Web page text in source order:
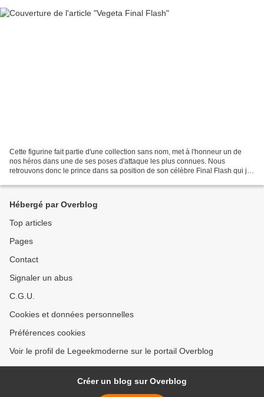
Cette figurine fait partie d'une collection sans nom, met à l'honneur un de
nos héros dans une de ses poses d'attaque les plus connues. Nous
retrouvons donc le prince dans sa position de son célèbre Final Flash qui je
Hébergé par Overblog
Top articles
Pages
Contact
Signaler un abus
C.G.U.
Cookies et données personnelles
Préférences cookies
Voir le profil de Legeekmoderne sur le portail Overblog
Créer un blog sur Overblog